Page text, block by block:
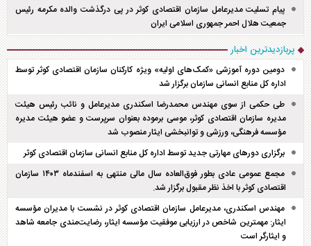
پیام تسلیت مدیرعامل سازمان اقتصادی کوثر در پی درگذشت والده مکرمه رئیس
جمعیت هلال احمر جمهوری اسلامی ایران
پربازدیدترین اخبار
دومین دوره آموزشی «کمک‌های اولیه» ویژه کارکنان سازمان اقتصادی کوثر توسط
اداره کل منابع انسانی سازمان برگزار شد
طی حکمی از سوی مهندس محمدرضا اسکندری مدیرعامل و نائب رئیس هیئت
مدیره سازمان اقتصادی کوثر، موسی برموده بعنوان سرپرست و عضو هیئت مدیره
مؤسسه فرهنگی، ورزشی و توانبخشی ایثار منصوب شد
برگزاری دور‌های مهارتی جدید توسط اداره کل منابع انسانی سازمان اقتصادی کوثر
مجمع عمومی عادی بطور فوق‌العاده سال مالی منتهی به اسفند‌ماه ۱۴۰۳ سازمان
اقتصادی کوثر با اخذ نظر مقبول برگزار شد.
مهندس اسکندری، مدیرعامل سازمان اقتصادی کوثر در نشست با مدیران مؤسسه
ایثار: مهمترین شاخص در ارزیابی موفقیت مؤسسه ایثار، رضایت‌مندی جامعه شاهد
و ایثارگر است